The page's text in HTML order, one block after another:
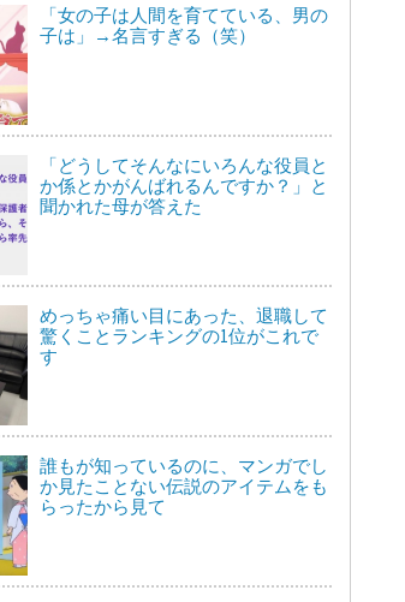
「女の子は人間を育てている、男の
子は」→名言すぎる（笑）
「どうしてそんなにいろんな役員と
か係とかがんばれるんですか？」と
聞かれた母が答えた
めっちゃ痛い目にあった、退職して
驚くことランキングの1位がこれで
す
誰もが知っているのに、マンガでし
か見たことない伝説のアイテムをも
らったから見て